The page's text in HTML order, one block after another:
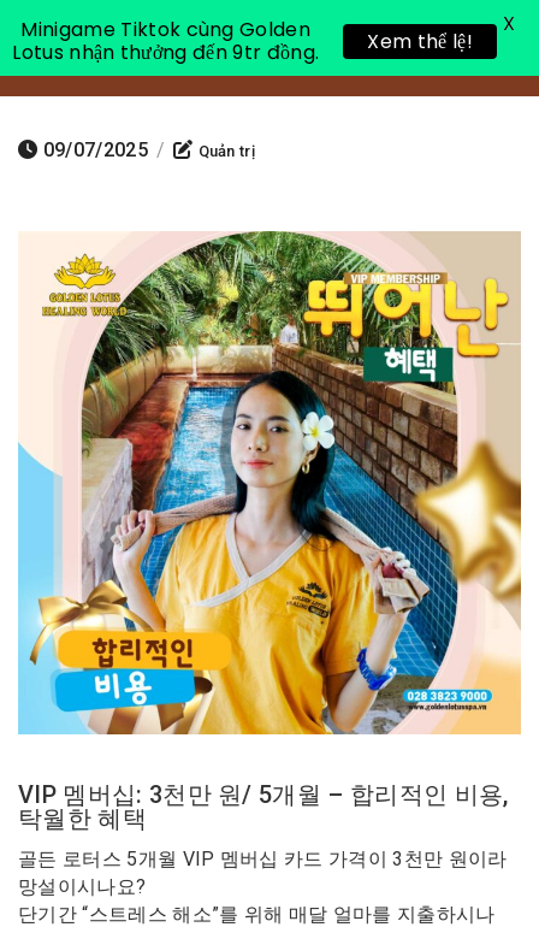
Toggle
09/07/2025 / Quản trị
VIP 멤버십: 3천만 원/ 5개월 – 합리적인 비용,
탁월한 혜택
골든 로터스 5개월 VIP 멤버십 카드 가격이 3천만 원이라
망설이시나요?
단기간 “스트레스 해소”를 위해 매달 얼마를 지출하시나
Minigame Tiktok cùng Golden
Lotus nhận thưởng đến 9tr đồng.
Xem thể lệ!
X